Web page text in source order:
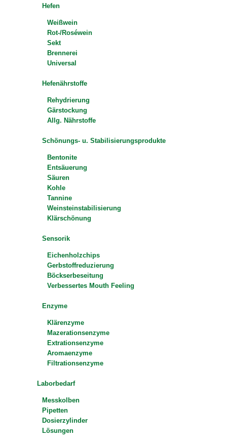
Hefen
Weißwein
Rot-/Roséwein
Sekt
Brennerei
Universal
Hefenährstoffe
Rehydrierung
Gärstockung
Allg. Nährstoffe
Schönungs- u. Stabilisierungsprodukte
Bentonite
Entsäuerung
Säuren
Kohle
Tannine
Weinsteinstabilisierung
Klärschönung
Sensorik
Eichenholzchips
Gerbstoffreduzierung
Böckserbeseitung
Verbessertes Mouth Feeling
Enzyme
Klärenzyme
Mazerationsenzyme
Extrationsenzyme
Aromaenzyme
Filtrationsenzyme
Laborbedarf
Messkolben
Pipetten
Dosierzylinder
Lösungen